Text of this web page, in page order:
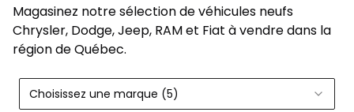
Magasinez notre sélection de véhicules neufs
Chrysler, Dodge, Jeep, RAM et Fiat à vendre dans la
région de Québec.
Choisissez une marque (5)